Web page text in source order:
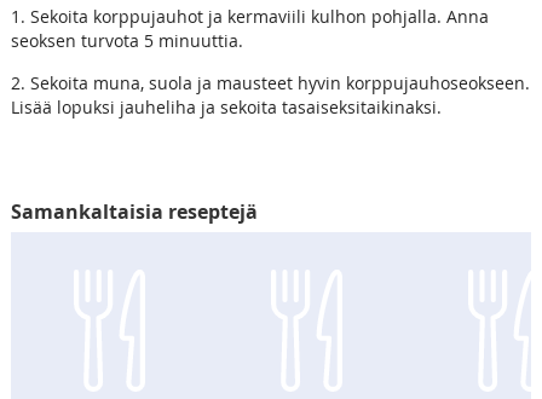
1. Sekoita korppujauhot ja kermaviili kulhon pohjalla. Anna
seoksen turvota 5 minuuttia.
2. Sekoita muna, suola ja mausteet hyvin korppujauhoseokseen.
Lisää lopuksi jauheliha ja sekoita tasaiseksitaikinaksi.
Samankaltaisia reseptejä